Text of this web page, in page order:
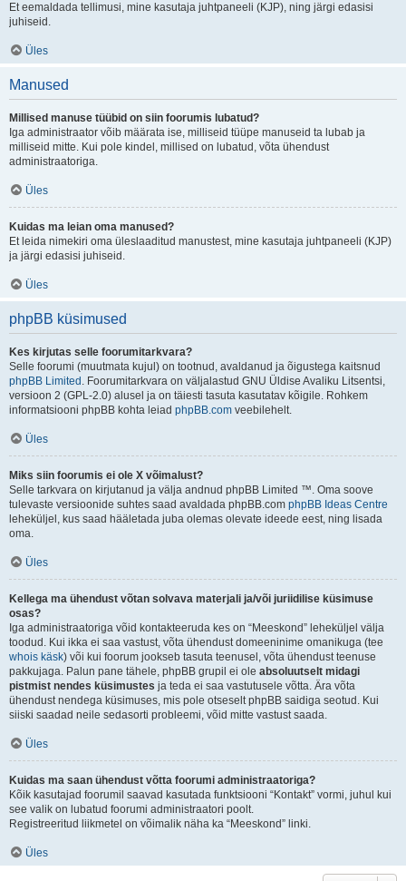
Et eemaldada tellimusi, mine kasutaja juhtpaneeli (KJP), ning järgi edasisi
juhiseid.
Üles
Manused
Millised manuse tüübid on siin foorumis lubatud?
Iga administraator võib määrata ise, milliseid tüüpe manuseid ta lubab ja
milliseid mitte. Kui pole kindel, millised on lubatud, võta ühendust
administraatoriga.
Üles
Kuidas ma leian oma manused?
Et leida nimekiri oma üleslaaditud manustest, mine kasutaja juhtpaneeli (KJP)
ja järgi edasisi juhiseid.
Üles
phpBB küsimused
Kes kirjutas selle foorumitarkvara?
Selle foorumi (muutmata kujul) on tootnud, avaldanud ja õigustega kaitsnud
phpBB Limited . Foorumitarkvara on väljalastud GNU Üldise Avaliku Litsentsi,
versioon 2 (GPL-2.0) alusel ja on täiesti tasuta kasutatav kõigile. Rohkem
informatsiooni phpBB kohta leiad phpBB.com veebilehelt.
Üles
Miks siin foorumis ei ole X võimalust?
Selle tarkvara on kirjutanud ja välja andnud phpBB Limited ™. Oma soove
tulevaste versioonide suhtes saad avaldada phpBB.com phpBB Ideas Centre
leheküljel, kus saad hääletada juba olemas olevate ideede eest, ning lisada
oma.
Üles
Kellega ma ühendust võtan solvava materjali ja/või juriidilise küsimuse
osas?
Iga administraatoriga võid kontakteeruda kes on “Meeskond” leheküljel välja
toodud. Kui ikka ei saa vastust, võta ühendust domeeninime omanikuga (tee
whois käsk) või kui foorum jookseb tasuta teenusel, võta ühendust teenuse
pakkujaga. Palun pane tähele, phpBB grupil ei ole absoluutselt midagi
pistmist nendes küsimustes ja teda ei saa vastutusele võtta. Ära võta
ühendust nendega küsimuses, mis pole otseselt phpBB saidiga seotud. Kui
siiski saadad neile sedasorti probleemi, võid mitte vastust saada.
Üles
Kuidas ma saan ühendust võtta foorumi administraatoriga?
Kõik kasutajad foorumil saavad kasutada funktsiooni “Kontakt” vormi, juhul kui
see valik on lubatud foorumi administraatori poolt.
Registreeritud liikmetel on võimalik näha ka “Meeskond” linki.
Üles